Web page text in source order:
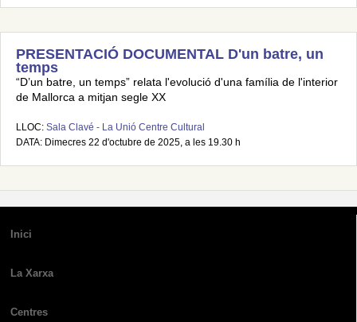
PRESENTACIÓ DOCUMENTAL D'un batre, un
temps
“D’un batre, un temps” relata l'evolució d'una família de l'interior
de Mallorca a mitjan segle XX
LLOC: Sala Clavé - La Unió Centre Cultural
DATA: Dimecres 22 d'octubre de 2025, a les 19.30 h
Inici
La Xarxa
Centres